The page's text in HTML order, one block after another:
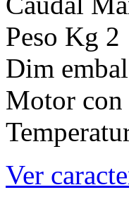
Peso Kg 2
Dim
Motor con
Ver